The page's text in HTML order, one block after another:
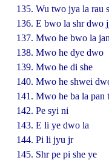
135. Wu two jya la rau
136. E bwo la shr dwo
137. Mwo he bwo la
138. Mwo he dye dwo
139. Mwo he di she
140. Mwo he shwei
141. Mwo he ba la pan
142. Pe syi ni
143. E li ye dwo la
144. Pi li jyu jr
145. Shr pe pi she ye